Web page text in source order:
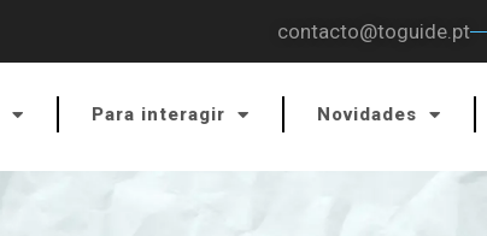
contacto@toguide.pt
Para interagir Novidades